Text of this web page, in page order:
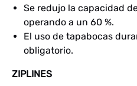
Se redujo la capacidad
operando a un 60 %.
El uso de tapabocas
obligatorio.
ZIPLINES